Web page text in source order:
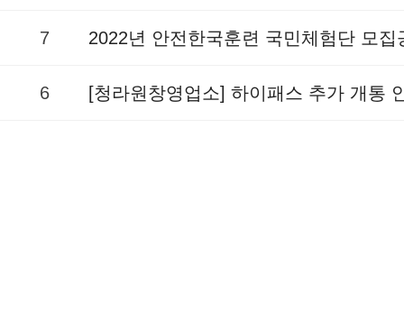
7 2022년 안전한국훈련 국민체험단 모집
6 [청라원창영업소] 하이패스 추가 개통